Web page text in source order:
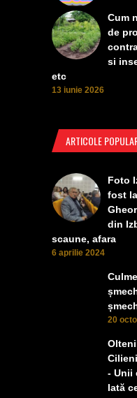
Cum
de
si
etc
13 iunie 2026
ARTICOLE
Foto
fost
din
scaune, afara
6 aprilie 2024
20
- Unii
Iată